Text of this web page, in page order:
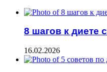
8 шагов к диете
16.02.2026